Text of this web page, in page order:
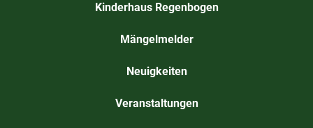
Kinderhaus Regenbogen
Mängelmelder
Neuigkeiten
Veranstaltungen